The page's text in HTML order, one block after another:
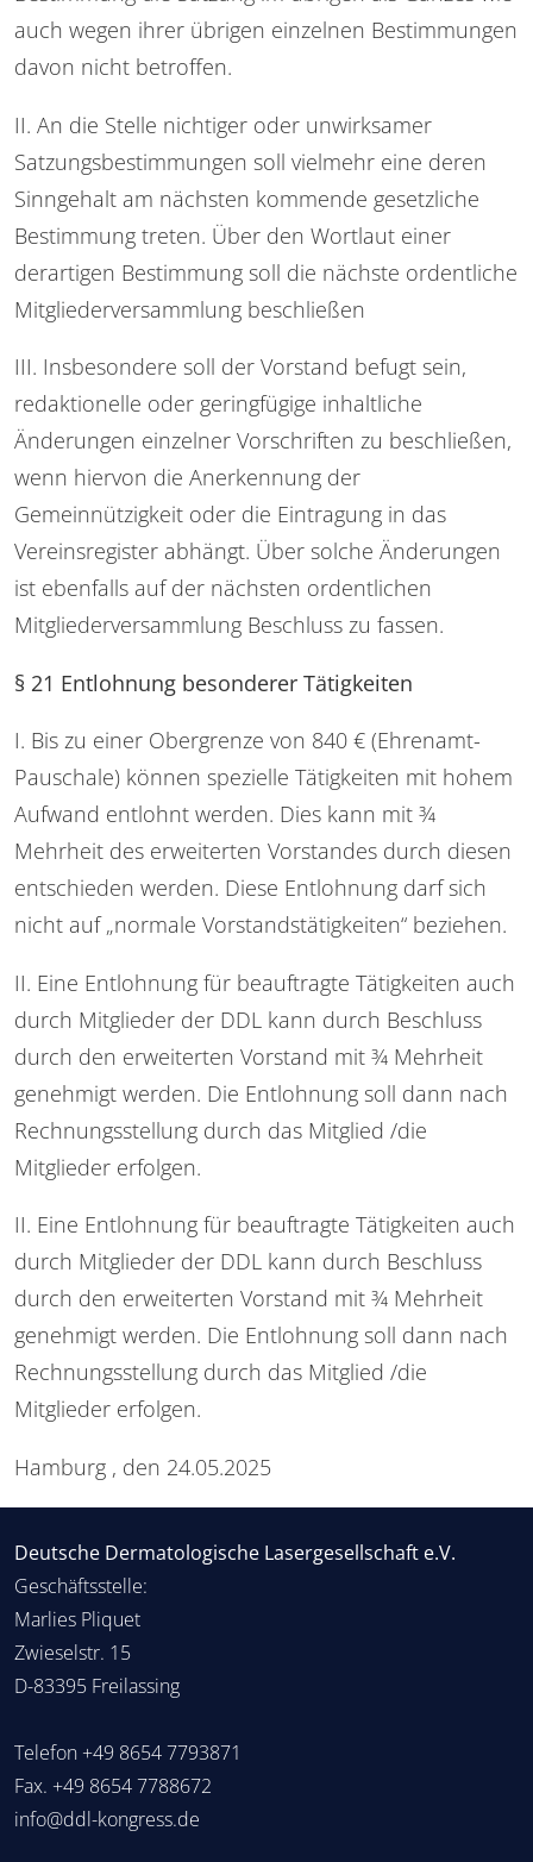
auch wegen ihrer übrigen einzelnen Bestimmungen
davon nicht betroffen.
II. An die Stelle nichtiger oder unwirksamer
Satzungsbestimmungen soll vielmehr eine deren
Sinngehalt am nächsten kommende gesetzliche
Bestimmung treten. Über den Wortlaut einer
derartigen Bestimmung soll die nächste ordentliche
Mitgliederversammlung beschließen
III. Insbesondere soll der Vorstand befugt sein,
redaktionelle oder geringfügige inhaltliche
Änderungen einzelner Vorschriften zu beschließen,
wenn hiervon die Anerkennung der
Gemeinnützigkeit oder die Eintragung in das
Vereinsregister abhängt. Über solche Änderungen
ist ebenfalls auf der nächsten ordentlichen
Mitgliederversammlung Beschluss zu fassen.
§ 21 Entlohnung besonderer Tätigkeiten
I. Bis zu einer Obergrenze von 840 € (Ehrenamt-
Pauschale) können spezielle Tätigkeiten mit hohem
Aufwand entlohnt werden. Dies kann mit 3⁄4
Mehrheit des erweiterten Vorstandes durch diesen
entschieden werden. Diese Entlohnung darf sich
nicht auf „normale Vorstandstätigkeiten“ beziehen.
II. Eine Entlohnung für beauftragte Tätigkeiten auch
durch Mitglieder der DDL kann durch Beschluss
durch den erweiterten Vorstand mit 3⁄4 Mehrheit
genehmigt werden. Die Entlohnung soll dann nach
Rechnungsstellung durch das Mitglied /die
Mitglieder erfolgen.
II. Eine Entlohnung für beauftragte Tätigkeiten auch
durch Mitglieder der DDL kann durch Beschluss
durch den erweiterten Vorstand mit 3⁄4 Mehrheit
genehmigt werden. Die Entlohnung soll dann nach
Rechnungsstellung durch das Mitglied /die
Mitglieder erfolgen.
Hamburg , den 24.05.2025
Deutsche Dermatologische Lasergesellschaft e.V.
Geschäftsstelle:
Marlies Pliquet
Zwieselstr. 15
D-83395 Freilassing
Telefon +49 8654 7793871
Fax. +49 8654 7788672
info@ddl-kongress.de